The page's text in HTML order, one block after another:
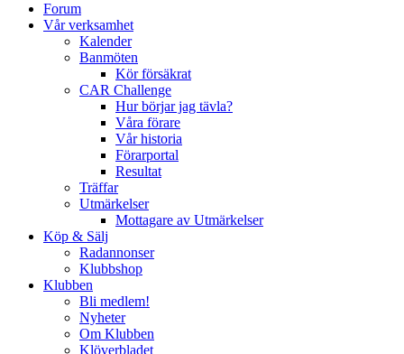
Forum
Vår verksamhet
Kalender
Banmöten
Kör försäkrat
CAR Challenge
Hur börjar jag tävla?
Våra förare
Vår historia
Förarportal
Resultat
Träffar
Utmärkelser
Mottagare av Utmärkelser
Köp & Sälj
Radannonser
Klubbshop
Klubben
Bli medlem!
Nyheter
Om Klubben
Klöverbladet